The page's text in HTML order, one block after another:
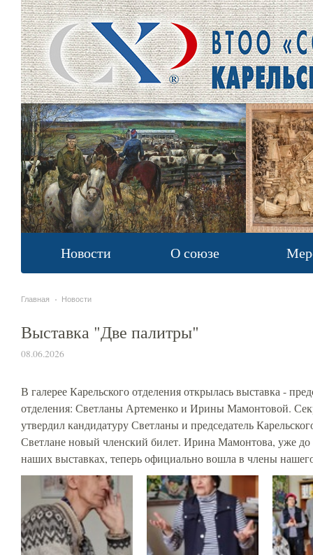
Новости О союзе
Главная Новости
Выставка "Две палитры"
08.06.2026
В галерее Карельского отделения открылась выставка -
отделения: Светланы Артеменко и Ирины Мамонтовой.
утвердил кандидатуру Светланы и председатель
Светлане новый членский билет. Ирина Мамонтова, уже до
наших выставках, теперь официально вошла в члены